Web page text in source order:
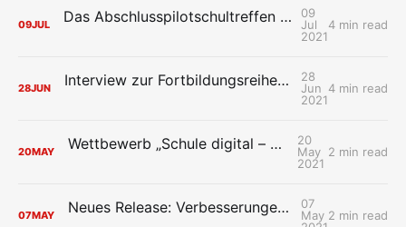
09JUL Das Abschlusspilotschultreffen der HPI Schul-Cloud: Wiedersehen macht Freude
09
Jul
2021
4 min read
28JUN Interview zur Fortbildungsreihe der HPI Schul-Cloud „Mit Design Thinking neue Ideen für die digitale Schule entwerfen“
28
Jun
2021
4 min read
20MAY Wettbewerb „Schule digital – so geht’s!“ startet
20
May
2021
2 min read
07MAY Neues Release: Verbesserungen im Verwaltungsbereich
07
May 2 min read